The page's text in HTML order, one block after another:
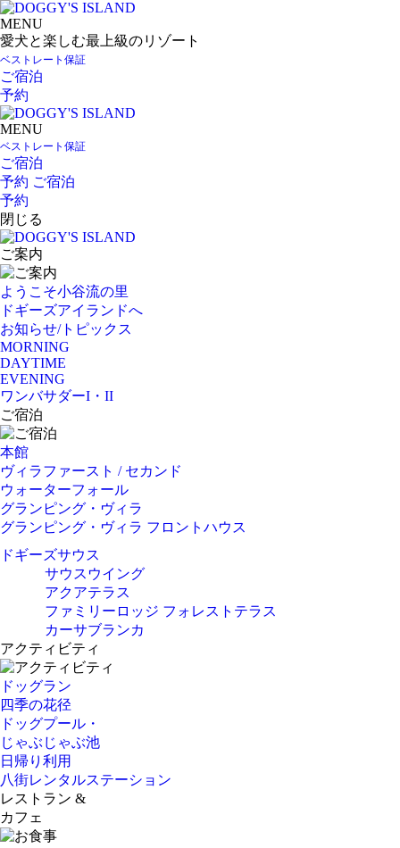
MENU
愛犬と楽しむ最上級のリゾート
ベストレート保証
ご宿泊
予約
MENU
ベストレート保証
ご宿泊
予約 ご宿泊
予約
閉じる
ご案内
ようこそ小谷流の里
ドギーズアイランドへ
お知らせ/トピックス
MORNING
DAYTIME
EVENING
ワンバサダーI・II
ご宿泊
本館
ヴィラファースト / セカンド
ウォーターフォール
グランピング・ヴィラ
グランピング・ヴィラ フロントハウス
ドギーズサウス
サウスウイング
アクアテラス
ファミリーロッジ フォレストテラス
カーサブランカ
アクティビティ
ドッグラン
四季の花径
ドッグプール・
じゃぶじゃぶ池
日帰り利用
八街レンタルステーション
レストラン &
カフェ